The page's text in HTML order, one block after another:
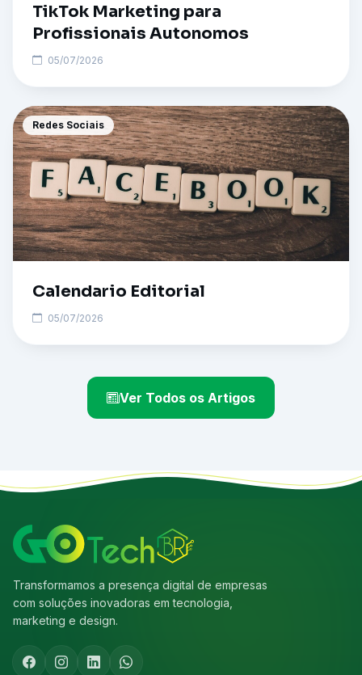
TikTok Marketing para
Profissionais Autonomos
05/07/2026
Redes Sociais
Calendario Editorial
05/07/2026
Ver Todos os Artigos
Transformamos a presença digital de empresas
com soluções inovadoras em tecnologia,
marketing e design.